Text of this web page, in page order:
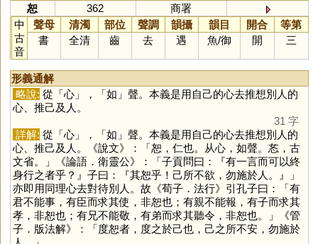
恕
362
商署
中
古
音
聲母 清濁 部位 聲調 韻攝 韻目 開合
等第
書
全清 齒 去 遇 魚/御 開 三
形義通解
略說: 從「心」，「如 」聲。本義是用自己的心去推想別人的
心、推己及人。
31 字
詳解: 從「心」，「如 」聲。本義是用自己的心去推想別人的
心、推己及人。《說文》：「恕，仁也。从心，如聲。㣽，古
文省。」《論語．衛靈公》：「子貢問曰：『有一言而可以終
身行之者乎？』子曰：『其恕乎！己所不欲，勿施於人。』」
亦即用同理心去對待別人。故《荀子．法行》引孔子曰：「有
君不能事，有臣而求其使，非恕也；有親不能報，有子而求其
孝，非恕也；有兄不能敬，有弟而求其聽令，非恕也。」《管
子．版法解》：「度恕者，度之於己也，己之所不安，勿施於